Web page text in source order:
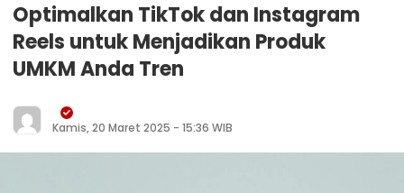
Optimalkan TikTok dan Instagram
Reels untuk Menjadikan Produk
UMKM Anda Tren
Kamis, 20 Maret 2025 - 15:36 WIB